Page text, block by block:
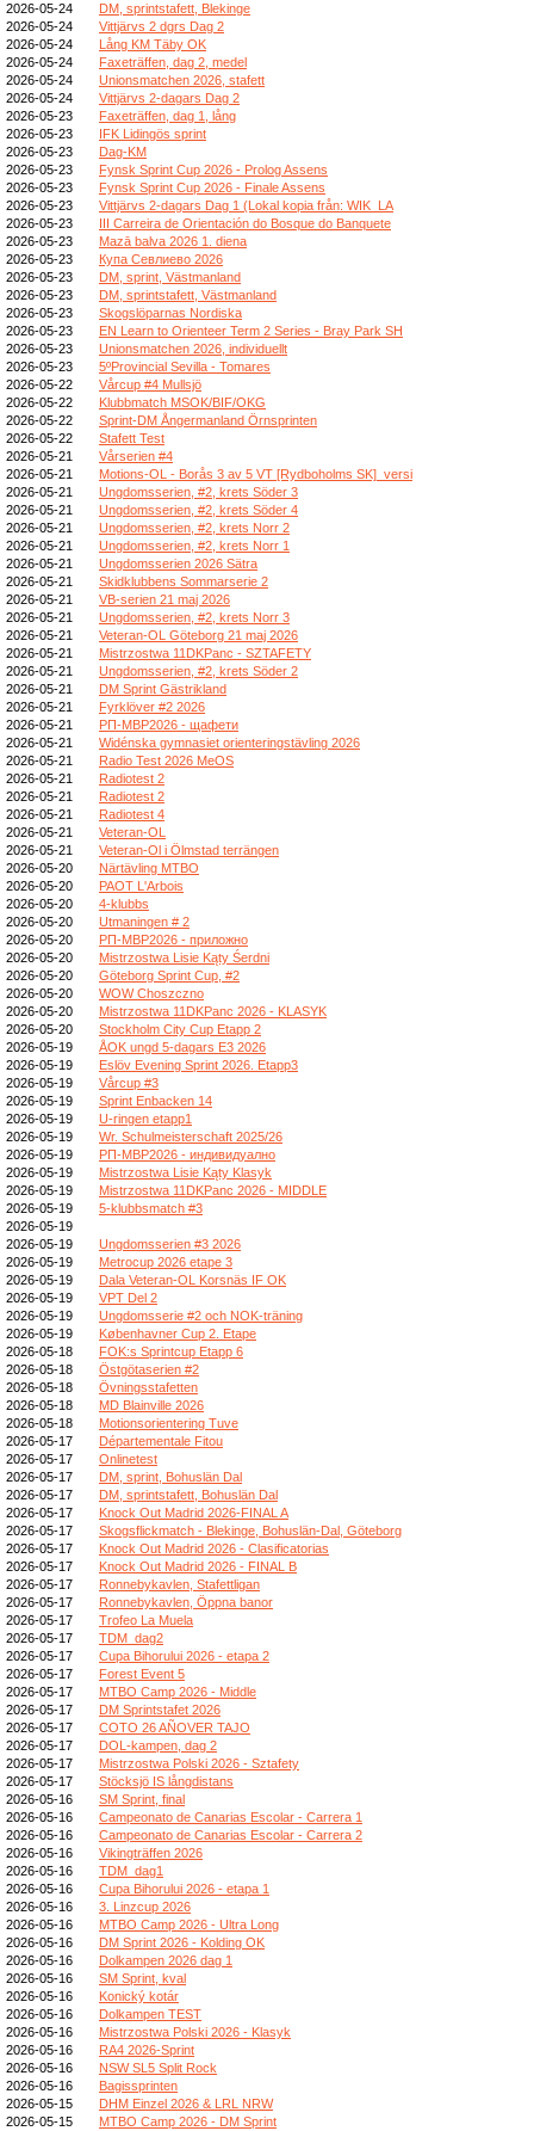
2026-05-24
DM, sprintstafett, Blekinge
2026-05-24
Vittjärvs 2 dgrs Dag 2
2026-05-24
Lång KM Täby OK
2026-05-24
Faxeträffen, dag 2, medel
2026-05-24
Unionsmatchen 2026, stafett
2026-05-24
Vittjärvs 2-dagars Dag 2
2026-05-23
Faxeträffen, dag 1, lång
2026-05-23
IFK Lidingös sprint
2026-05-23
Dag-KM
2026-05-23
Fynsk Sprint Cup 2026 - Prolog Assens
2026-05-23
Fynsk Sprint Cup 2026 - Finale Assens
2026-05-23
Vittjärvs 2-dagars Dag 1 (Lokal kopia från: WIK_LA
2026-05-23
III Carreira de Orientación do Bosque do Banquete
2026-05-23
Mazā balva 2026 1. diena
2026-05-23
Купа Севлиево 2026
2026-05-23
DM, sprint, Västmanland
2026-05-23
DM, sprintstafett, Västmanland
2026-05-23
Skogslöparnas Nordiska
2026-05-23
EN Learn to Orienteer Term 2 Series - Bray Park SH
2026-05-23
Unionsmatchen 2026, individuellt
2026-05-23
5ºProvincial Sevilla - Tomares
2026-05-22
Vårcup #4 Mullsjö
2026-05-22
Klubbmatch MSOK/BIF/OKG
2026-05-22
Sprint-DM Ångermanland Örnsprinten
2026-05-22
Stafett Test
2026-05-21
Vårserien #4
2026-05-21
Motions-OL - Borås 3 av 5 VT [Rydboholms SK]_versi
2026-05-21
Ungdomsserien, #2, krets Söder 3
2026-05-21
Ungdomsserien, #2, krets Söder 4
2026-05-21
Ungdomsserien, #2, krets Norr 2
2026-05-21
Ungdomsserien, #2, krets Norr 1
2026-05-21
Ungdomsserien 2026 Sätra
2026-05-21
Skidklubbens Sommarserie 2
2026-05-21
VB-serien 21 maj 2026
2026-05-21
Ungdomsserien, #2, krets Norr 3
2026-05-21
Veteran-OL Göteborg 21 maj 2026
2026-05-21
Mistrzostwa 11DKPanc - SZTAFETY
2026-05-21
Ungdomsserien, #2, krets Söder 2
2026-05-21
DM Sprint Gästrikland
2026-05-21
Fyrklöver #2 2026
2026-05-21
РП-МВР2026 - щафети
2026-05-21
Widénska gymnasiet orienteringstävling 2026
2026-05-21
Radio Test 2026 MeOS
2026-05-21
Radiotest 2
2026-05-21
Radiotest 2
2026-05-21
Radiotest 4
2026-05-21
Veteran-OL
2026-05-21
Veteran-Ol i Ölmstad terrängen
2026-05-20
Närtävling MTBO
2026-05-20
PAOT L'Arbois
2026-05-20
4-klubbs
2026-05-20
Utmaningen # 2
2026-05-20
РП-МВР2026 - приложно
2026-05-20
Mistrzostwa Lisie Kąty Śerdni
2026-05-20
Göteborg Sprint Cup, #2
2026-05-20
WOW Choszczno
2026-05-20
Mistrzostwa 11DKPanc 2026 - KLASYK
2026-05-20
Stockholm City Cup Etapp 2
2026-05-19
ÅOK ungd 5-dagars E3 2026
2026-05-19
Eslöv Evening Sprint 2026. Etapp3
2026-05-19
Vårcup #3
2026-05-19
Sprint Enbacken 14
2026-05-19
U-ringen etapp1
2026-05-19
Wr. Schulmeisterschaft 2025/26
2026-05-19
РП-МВР2026 - индивидуално
2026-05-19
Mistrzostwa Lisie Kąty Klasyk
2026-05-19
Mistrzostwa 11DKPanc 2026 - MIDDLE
2026-05-19
5-klubbsmatch #3
2026-05-19
2026-05-19
Ungdomsserien #3 2026
2026-05-19
Metrocup 2026 etape 3
2026-05-19
Dala Veteran-OL Korsnäs IF OK
2026-05-19
VPT Del 2
2026-05-19
Ungdomsserie #2 och NOK-träning
2026-05-19
Københavner Cup 2. Etape
2026-05-18
FOK:s Sprintcup Etapp 6
2026-05-18
Östgötaserien #2
2026-05-18
Övningsstafetten
2026-05-18
MD Blainville 2026
2026-05-18
Motionsorientering Tuve
2026-05-17
Départementale Fitou
2026-05-17
Onlinetest
2026-05-17
DM, sprint, Bohuslän Dal
2026-05-17
DM, sprintstafett, Bohuslän Dal
2026-05-17
Knock Out Madrid 2026-FINAL A
2026-05-17
Skogsflickmatch - Blekinge, Bohuslän-Dal, Göteborg
2026-05-17
Knock Out Madrid 2026 - Clasificatorias
2026-05-17
Knock Out Madrid 2026 - FINAL B
2026-05-17
Ronnebykavlen, Stafettligan
2026-05-17
Ronnebykavlen, Öppna banor
2026-05-17
Trofeo La Muela
2026-05-17
TDM_dag2
2026-05-17
Cupa Bihorului 2026 - etapa 2
2026-05-17
Forest Event 5
2026-05-17
MTBO Camp 2026 - Middle
2026-05-17
DM Sprintstafet 2026
2026-05-17
COTO 26 AÑOVER TAJO
2026-05-17
DOL-kampen, dag 2
2026-05-17
Mistrzostwa Polski 2026 - Sztafety
2026-05-17
Stöcksjö IS långdistans
2026-05-16
SM Sprint, final
2026-05-16
Campeonato de Canarias Escolar - Carrera 1
2026-05-16
Campeonato de Canarias Escolar - Carrera 2
2026-05-16
Vikingträffen 2026
2026-05-16
TDM_dag1
2026-05-16
Cupa Bihorului 2026 - etapa 1
2026-05-16
3. Linzcup 2026
2026-05-16
MTBO Camp 2026 - Ultra Long
2026-05-16
DM Sprint 2026 - Kolding OK
2026-05-16
Dolkampen 2026 dag 1
2026-05-16
SM Sprint, kval
2026-05-16
Konický kotár
2026-05-16
Dolkampen TEST
2026-05-16
Mistrzostwa Polski 2026 - Klasyk
2026-05-16
RA4 2026-Sprint
2026-05-16
NSW SL5 Split Rock
2026-05-16
Bagissprinten
2026-05-15
DHM Einzel 2026 & LRL NRW
2026-05-15
MTBO Camp 2026 - DM Sprint